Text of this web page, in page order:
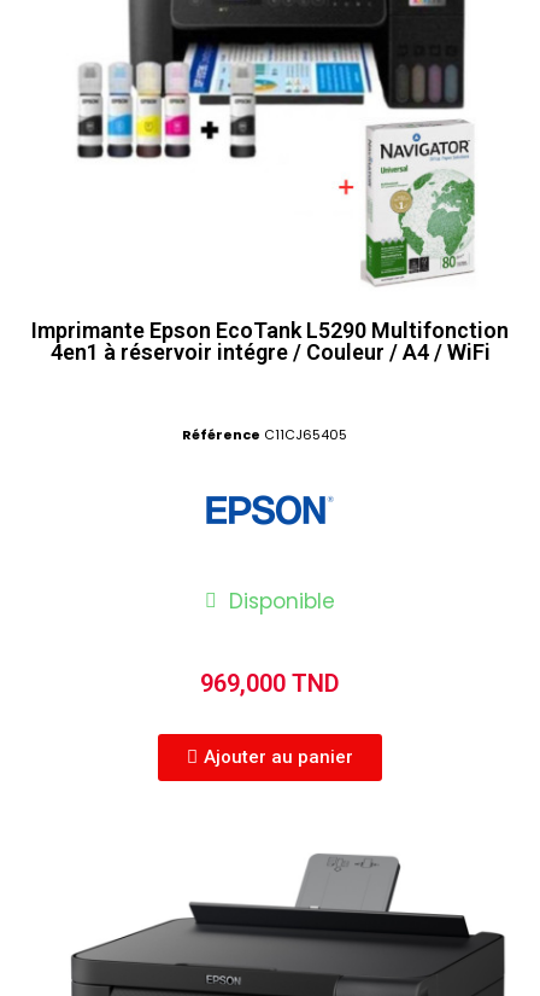
Imprimante Epson EcoTank L5290 Multifonction
4en1 à réservoir intégre / Couleur / A4 / WiFi
Référence C11CJ65405
Disponible
969,000 TND
Ajouter au panier